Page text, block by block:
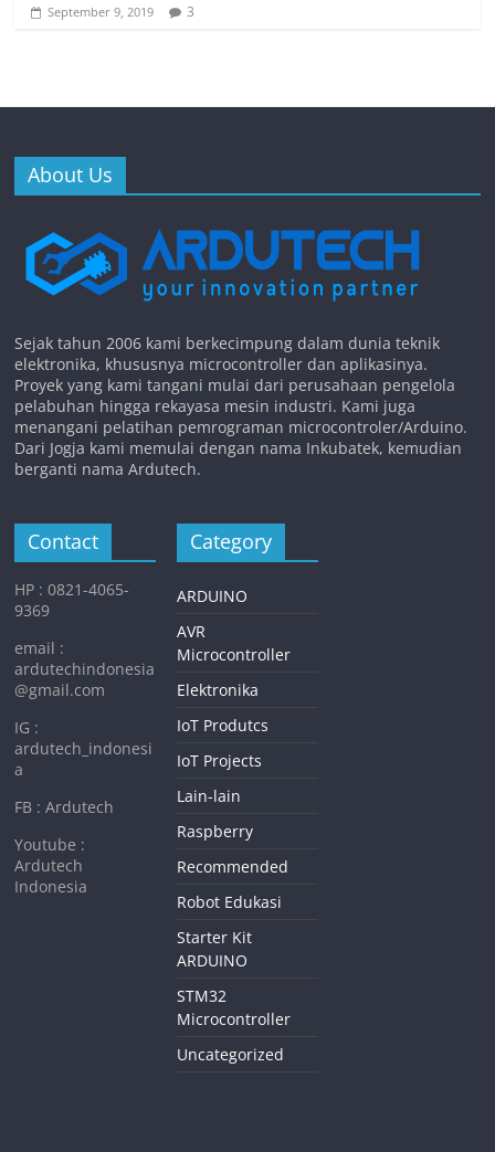
September 9, 2019 3
About Us
Sejak tahun 2006 kami berkecimpung dalam dunia teknik
elektronika, khususnya microcontroller dan aplikasinya.
Proyek yang kami tangani mulai dari perusahaan pengelola
pelabuhan hingga rekayasa mesin industri. Kami juga
menangani pelatihan pemrograman microcontroler/Arduino.
Dari Jogja kami memulai dengan nama Inkubatek, kemudian
berganti nama Ardutech.
Contact
HP : 0821-4065-
9369
email :
ardutechindonesia
@gmail.com
IG :
ardutech_indonesi
a
FB : Ardutech
Youtube :
Ardutech
Indonesia
Category
ARDUINO
AVR
Microcontroller
Elektronika
IoT Produtcs
IoT Projects
Lain-lain
Raspberry
Recommended
Robot Edukasi
Starter Kit
ARDUINO
STM32
Microcontroller
Uncategorized